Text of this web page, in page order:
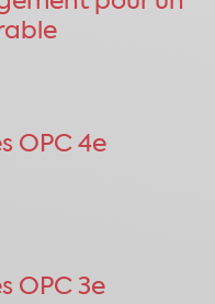
OPC 4e
OPC 3e